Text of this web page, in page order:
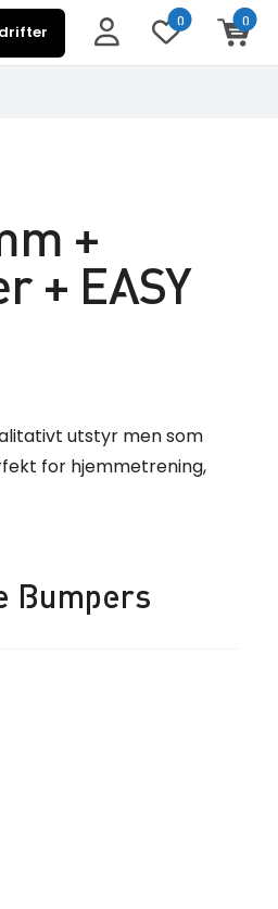
0 0
+
+ EASY
utstyr men som
for hjemmetrening,
Bumpers